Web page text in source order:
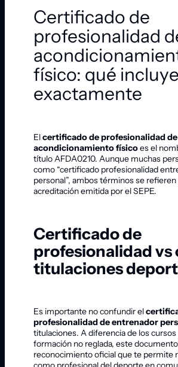
Certificado de
profesionalidad
físico: qué incluye
exactamente
Elcertificado de profesionalidad de
acondicionamiento físicoes el
título AFDA0210. Aunque muchas
como “certificado profesionalidad
personal”, ambos términos se refieren
acreditación emitida por el SEPE.
Certificado de
profesionalidad vs
titulaciones
Es importante no confundir el
profesionalidad de entrenador
titulaciones. A diferencia de los
formación no reglada, este
reconocimiento oficial que te permite